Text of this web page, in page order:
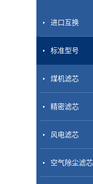
进口互换
标准型号
煤机滤芯
精密滤芯
风电滤芯
空气除尘滤芯